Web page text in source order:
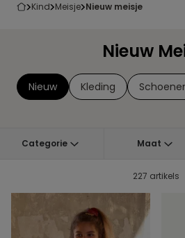
kind meisje nieuw meisje
Nieuw
Nieuw Kleding
Categorie Maat
227 artikels